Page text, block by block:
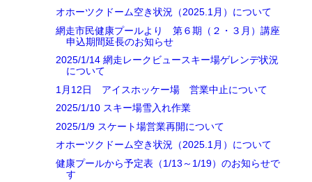
オホーツクドーム空き状況（2025.1月）について
網走市民健康プールより 第６期（２・３月）講座
申込期間延長のお知らせ
2025/1/14 網走レークビュースキー場ゲレンデ状況
について
1月12日 アイスホッケー場 営業中止について
2025/1/10 スキー場雪入れ作業
2025/1/9 スケート場営業再開について
オホーツクドーム空き状況（2025.1月）について
健康プールから予定表（1/13～1/19）のお知らせで
す